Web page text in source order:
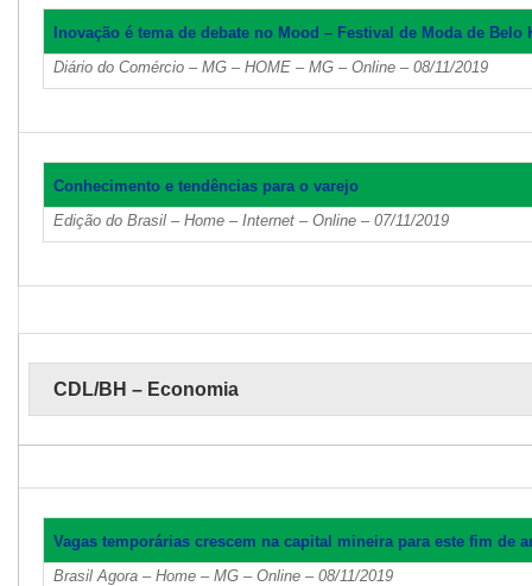
Inovação é tema de debate no Mood – Festival de Moda de Belo
Diário do Comércio – MG – HOME – MG – Online – 08/11/2019
Conhecimento e tendências para o varejo
Edição do Brasil – Home – Internet – Online – 07/11/2019
CDL/BH – Economia
Vagas temporárias crescem na capital mineira para este fim de
Brasil Agora – Home – MG – Online – 08/11/2019